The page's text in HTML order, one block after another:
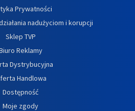
Prywatności
nadużyciom i korupcji
Sklep TVP
Reklamy
Dystrybucyjna
Handlowa
Dostępność
Moje zgody